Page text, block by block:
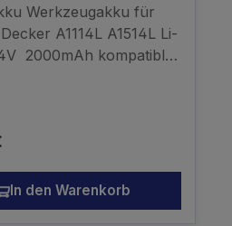
Werkzeugakku für
A1114L A1514L Li-
2000mAh kompatibler
Preis:
In den Warenkorb